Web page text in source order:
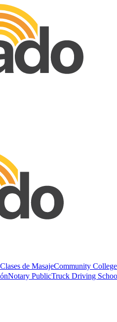
Clases de MasajeCommunity
Notary PublicTruck Driving